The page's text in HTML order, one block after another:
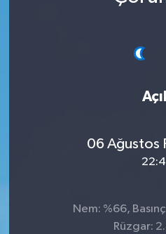
06 Ağustos
Nem: %66,
Rüzgar: